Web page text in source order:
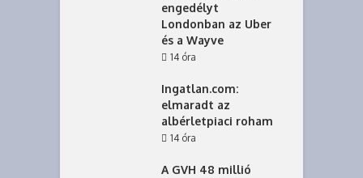
engedélyt
Londonban az Uber
és a Wayve
14 óra
Ingatlan.com:
elmaradt az
albérletpiaci roham
14 óra
A GVH 48 millió